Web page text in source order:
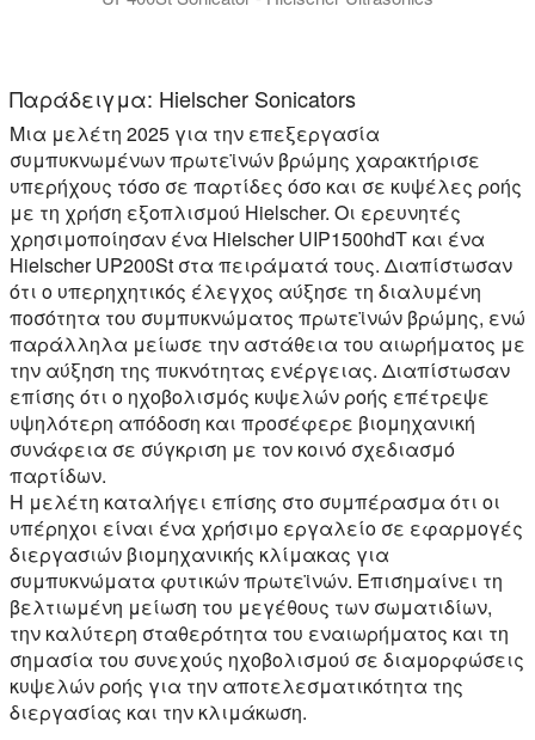
Παράδειγμα: Hielscher Sonicators
Μια μελέτη 2025 για την επεξεργασία
συμπυκνωμένων πρωτεϊνών βρώμης χαρακτήρισε
υπερήχους τόσο σε παρτίδες όσο και σε κυψέλες ροής
με τη χρήση εξοπλισμού Hielscher. Οι ερευνητές
χρησιμοποίησαν ένα Hielscher UIP1500hdT και ένα
Hielscher UP200St στα πειράματά τους. Διαπίστωσαν
ότι ο υπερηχητικός έλεγχος αύξησε τη διαλυμένη
ποσότητα του συμπυκνώματος πρωτεϊνών βρώμης, ενώ
παράλληλα μείωσε την αστάθεια του αιωρήματος με
την αύξηση της πυκνότητας ενέργειας. Διαπίστωσαν
επίσης ότι ο ηχοβολισμός κυψελών ροής επέτρεψε
υψηλότερη απόδοση και προσέφερε βιομηχανική
συνάφεια σε σύγκριση με τον κοινό σχεδιασμό
παρτίδων.
Η μελέτη καταλήγει επίσης στο συμπέρασμα ότι οι
υπέρηχοι είναι ένα χρήσιμο εργαλείο σε εφαρμογές
διεργασιών βιομηχανικής κλίμακας για
συμπυκνώματα φυτικών πρωτεϊνών. Επισημαίνει τη
βελτιωμένη μείωση του μεγέθους των σωματιδίων,
την καλύτερη σταθερότητα του εναιωρήματος και τη
σημασία του συνεχούς ηχοβολισμού σε διαμορφώσεις
κυψελών ροής για την αποτελεσματικότητα της
διεργασίας και την κλιμάκωση.